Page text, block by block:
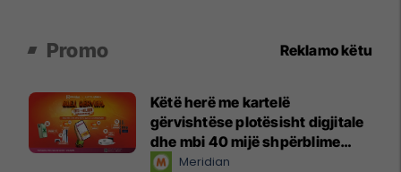
Promo Reklamo këtu
Këtë herë me kartelë
gërvishtëse plotësisht digjitale
dhe mbi 40 mijë shpërblime
instant!Meridian